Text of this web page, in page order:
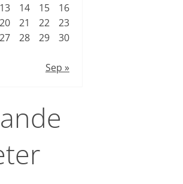
13 14 15
16
20 21 22
23
27 28 29
30
Sep »